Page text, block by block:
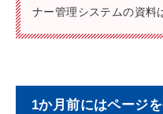
ナー管理システムの資料
1か月前にはページ